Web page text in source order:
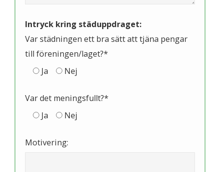
Intryck kring städuppdraget:
Var städningen ett bra sätt att tjäna pengar
till föreningen/laget?*
Ja
Nej
Var det meningsfullt?*
Ja
Nej
Motivering: